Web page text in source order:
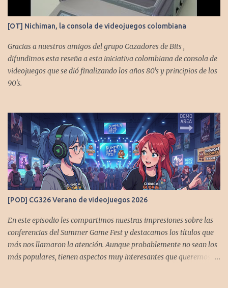
https://www.instagram.com/cronicasgoomba/ Facebook -
https://www.facebook.com/CronicasGoomba Si no estamos en tu
plataforma nos puedes agregar con el código rss:
https://anchor.fm/s/10d1f3318/podcast/rss
[OT] Nichiman, la consola de videojuegos colombiana
Gracias a nuestros amigos del grupo Cazadores de Bits ,
difundimos esta reseña a esta iniciativa colombiana de consola de
videojuegos que se dió finalizando los años 80's y principios de los
90's.
[POD] CG326 Verano de videojuegos 2026
En este episodio les compartimos nuestras impresiones sobre las
conferencias del Summer Game Fest y destacamos los títulos que
más nos llamaron la atención. Aunque probablemente no sean los
más populares, tienen aspectos muy interesantes que queremos